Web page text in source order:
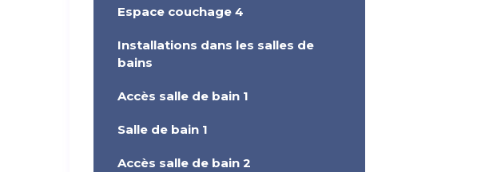
Espace couchage 4
Installations dans les salles de
bains
Accès salle de bain 1
Salle de bain 1
Accès salle de bain 2